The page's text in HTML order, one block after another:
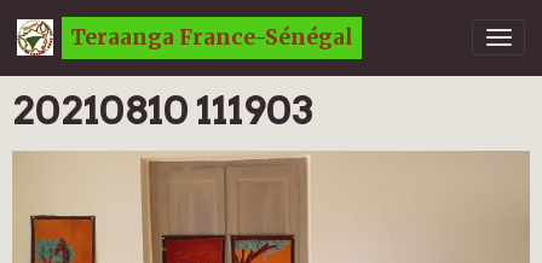
Teraanga France-Sénégal
20210810 111903